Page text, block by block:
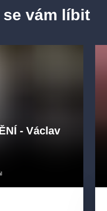
vám líbit
- Václav